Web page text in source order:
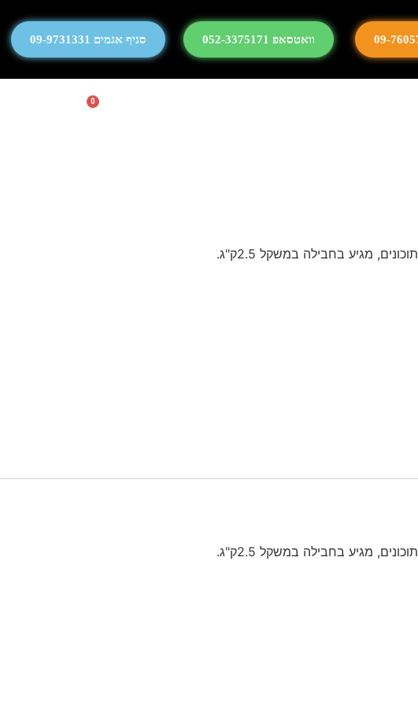
וואטסאפ 052-3375171 סניף אגמים 09-9731331
0
מגיע בחבילה במשקל 2.5ק"ג.
מגיע בחבילה במשקל 2.5ק"ג.